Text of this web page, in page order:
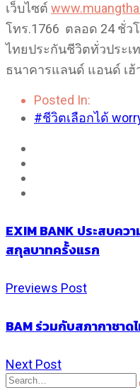
เว็บไซต์
โทร.1766 ตลอด 24 ชั่
ไทยประกันชีวิตทั่วประเ
ธนาคารแลนด์ แอนด์ เฮ้
Posted In:
#ชีวิตเลือกได้
EXIM BANK ประสบคว
สกุลบาทครั้งแรก
Previews Post
BAM ร่วมกับสภากาชา
Next Post